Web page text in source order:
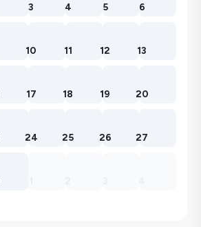
3 4 5 6
10 11 12 13
17 18 19 20
24 25 26 27